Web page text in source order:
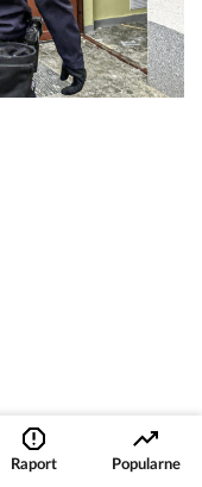
Raport
Popularne